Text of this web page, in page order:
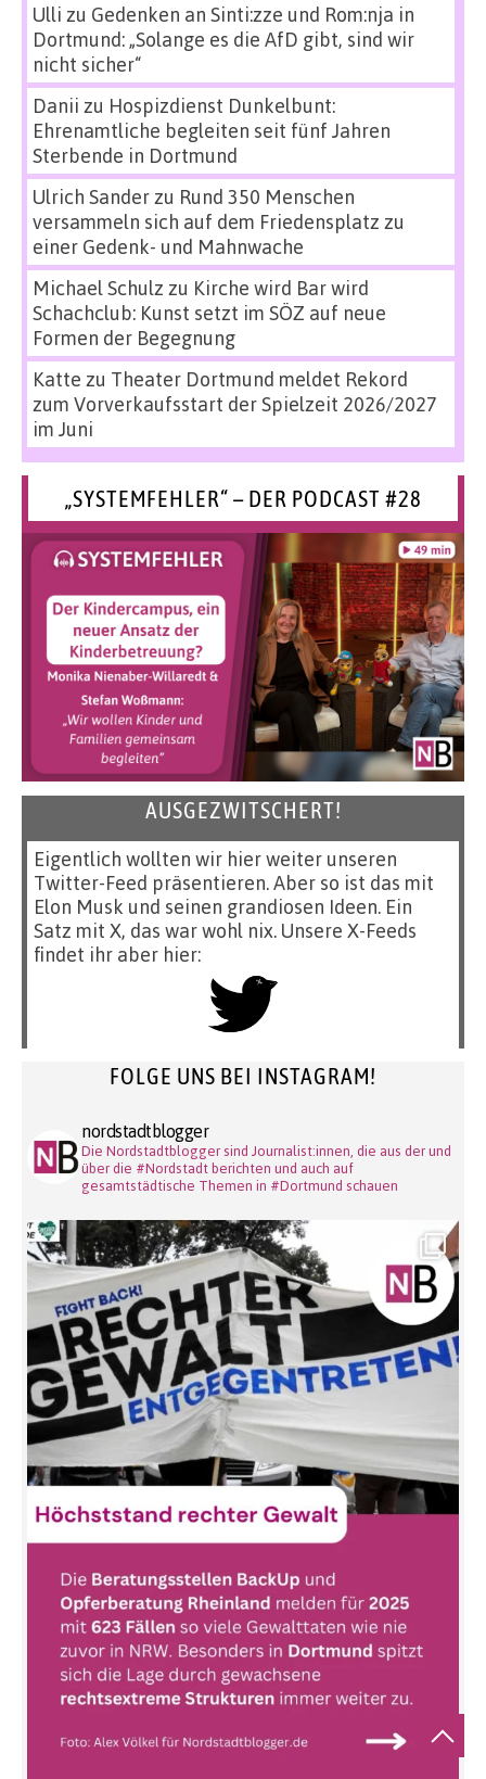
Ulli zu Gedenken an Sinti:zze und Rom:nja in
Dortmund: „Solange es die AfD gibt, sind wir
nicht sicher“
Danii zu Hospizdienst Dunkelbunt:
Ehrenamtliche begleiten seit fünf Jahren
Sterbende in Dortmund
Ulrich Sanderzu Rund 350 Menschen
versammeln sich auf dem Friedensplatz zu
einer Gedenk- und Mahnwache
Michael Schulz zu Kirche wird Bar wird
Schachclub: Kunst setzt im SÖZ auf neue
Formen der Begegnung
Katte zu Theater Dortmund meldet Rekord
zum Vorverkaufsstart der Spielzeit 2026/2027
im Juni
„SYSTEMFEHLER“ – DER PODCAST #28
AUSGEZWITSCHERT!
Eigentlich wollten wir hier weiter unseren
Twitter-Feed präsentieren. Aber so ist das mit
Elon Musk und seinen grandiosen Ideen. Ein
Satz mit X, das war wohl nix. Unsere X-Feeds
findet ihr aber hier:
FOLGE UNS BEI INSTAGRAM!
nordstadtblogger
Die Nordstadtblogger sind Journalist:innen, die aus der und
über die #Nordstadt berichten und auch auf
gesamtstädtische Themen in #Dortmund schauen